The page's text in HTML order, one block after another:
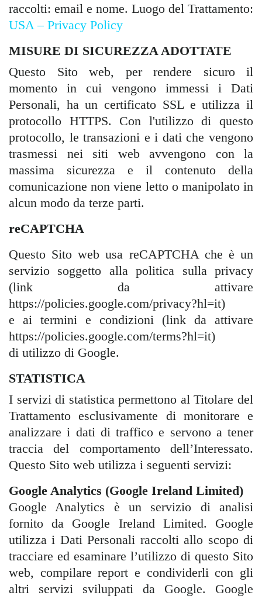
raccolti: email e nome. Luogo del Trattamento:
USA – Privacy Policy
MISURE DI SICUREZZA ADOTTATE
Questo Sito web, per rendere sicuro il
momento in cui vengono immessi i Dati
Personali, ha un certificato SSL e utilizza il
protocollo HTTPS. Con l'utilizzo di questo
protocollo, le transazioni e i dati che vengono
trasmessi nei siti web avvengono con la
massima sicurezza e il contenuto della
comunicazione non viene letto o manipolato in
alcun modo da terze parti.
reCAPTCHA
Questo Sito web usa reCAPTCHA che è un
servizio soggetto alla politica sulla privacy
(link da attivare
https://policies.google.com/privacy?hl=it)
e ai termini e condizioni (link da attivare
https://policies.google.com/terms?hl=it)
di utilizzo di Google.
STATISTICA
I servizi di statistica permettono al Titolare del
Trattamento esclusivamente di monitorare e
analizzare i dati di traffico e servono a tener
traccia del comportamento dell’Interessato.
Questo Sito web utilizza i seguenti servizi:
Google Analytics (Google Ireland Limited)
Google Analytics è un servizio di analisi
fornito da Google Ireland Limited. Google
utilizza i Dati Personali raccolti allo scopo di
tracciare ed esaminare l’utilizzo di questo Sito
web, compilare report e condividerli con gli
altri servizi sviluppati da Google. Google